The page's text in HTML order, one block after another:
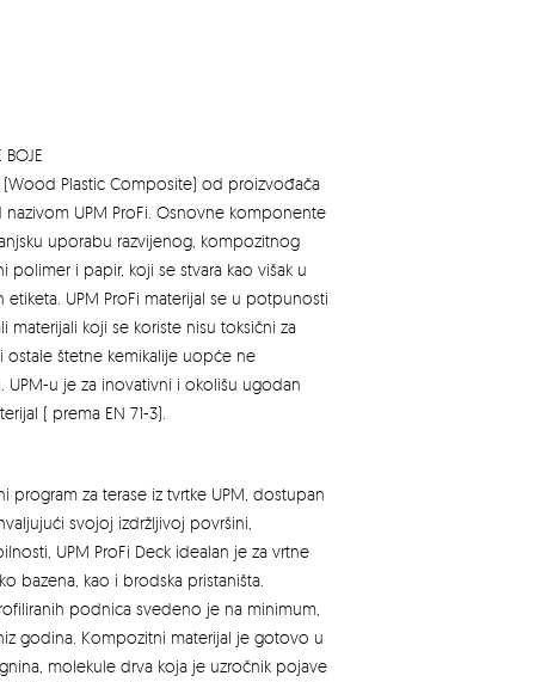
BOJE
(Wood Plastic Composite) od proizvođača
UPM ProFi. Osnovne komponente
uporabu razvijenog, kompozitnog
polimer i papir, koji se stvara kao višak u
UPM ProFi materijal se u potpunosti
materijali koji se koriste nisu toksični za
ostale štetne kemikalije uopće ne
u je za inovativni i okolišu ugodan
( prema EN 71-3).
program za terase iz tvrtke UPM, dostupan
svojoj izdržljivoj površini,
UPM ProFi Deck idealan je za vrtne
bazena, kao i brodska pristaništa.
podnica svedeno je na minimum,
godina. Kompozitni materijal je gotovo u
molekule drva koja je uzročnik pojave